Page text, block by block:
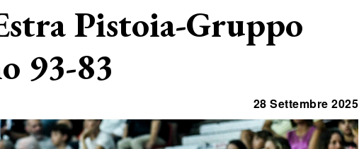
Pistoia-Gruppo
93-83
28 Settembre 2025